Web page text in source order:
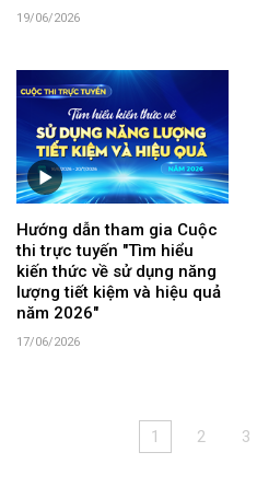
19/06/2026
Hướng dẫn tham gia Cuộc
thi trực tuyến "Tìm hiểu
kiến thức về sử dụng năng
lượng tiết kiệm và hiệu quả
năm 2026"
17/06/2026
1 2 3